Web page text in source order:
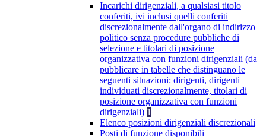
Incarichi dirigenziali, a qualsiasi titolo
conferiti, ivi inclusi quelli conferiti
discrezionalmente dall'organo di indirizzo
politico senza procedure pubbliche di
selezione e titolari di posizione
organizzativa con funzioni dirigenziali (da
pubblicare in tabelle che distinguano le
seguenti situazioni: dirigenti, dirigenti
individuati discrezionalmente, titolari di
posizione organizzativa con funzioni
dirigenziali) 1
Elenco posizioni dirigenziali discrezionali
Posti di funzione disponibili